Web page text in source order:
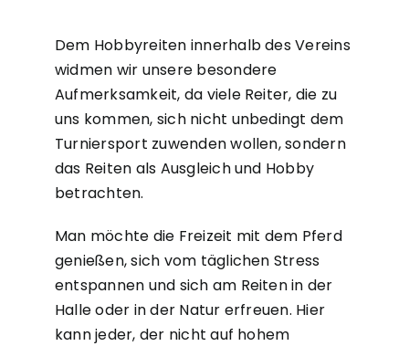
Downloads
Dem Hobbyreiten innerhalb des Vereins
widmen wir unsere besondere
Aufmerksamkeit, da viele Reiter, die zu
uns kommen, sich nicht unbedingt dem
Turniersport zuwenden wollen, sondern
das Reiten als Ausgleich und Hobby
betrachten.
Man möchte die Freizeit mit dem Pferd
genießen, sich vom täglichen Stress
entspannen und sich am Reiten in der
Halle oder in der Natur erfreuen. Hier
kann jeder, der nicht auf hohem